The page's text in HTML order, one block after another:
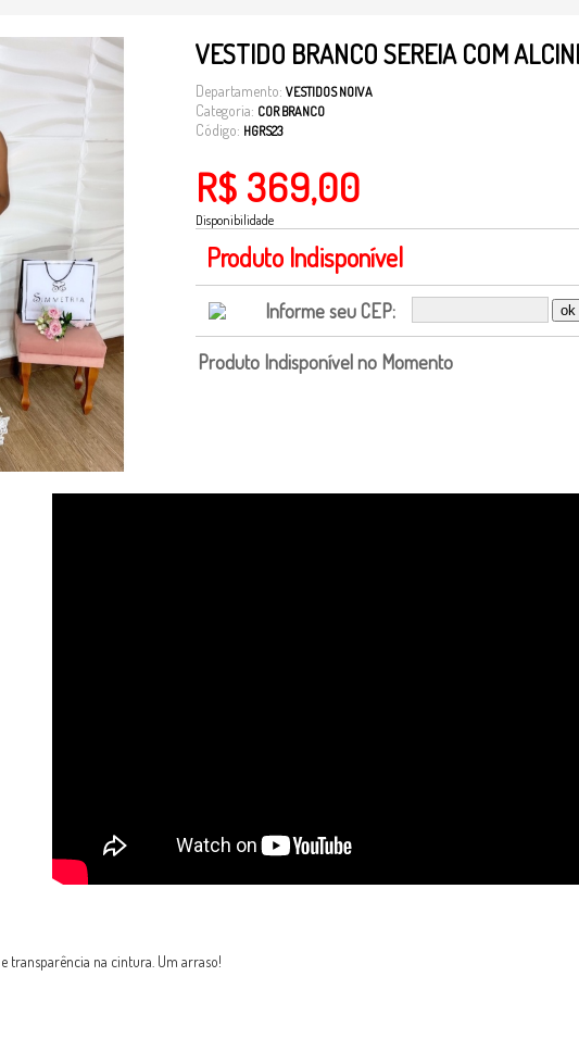
VESTIDO BRANCO SEREIA COM
Departamento: VESTIDOS NOIVA
Categoria: COR BRANCO
Código: HGRS23
R$ 369,00
Disponibilidade
Produto Indisponível
Informe seu CEP:
Produto Indisponível no Momento
transparência na cintura. Um arraso!